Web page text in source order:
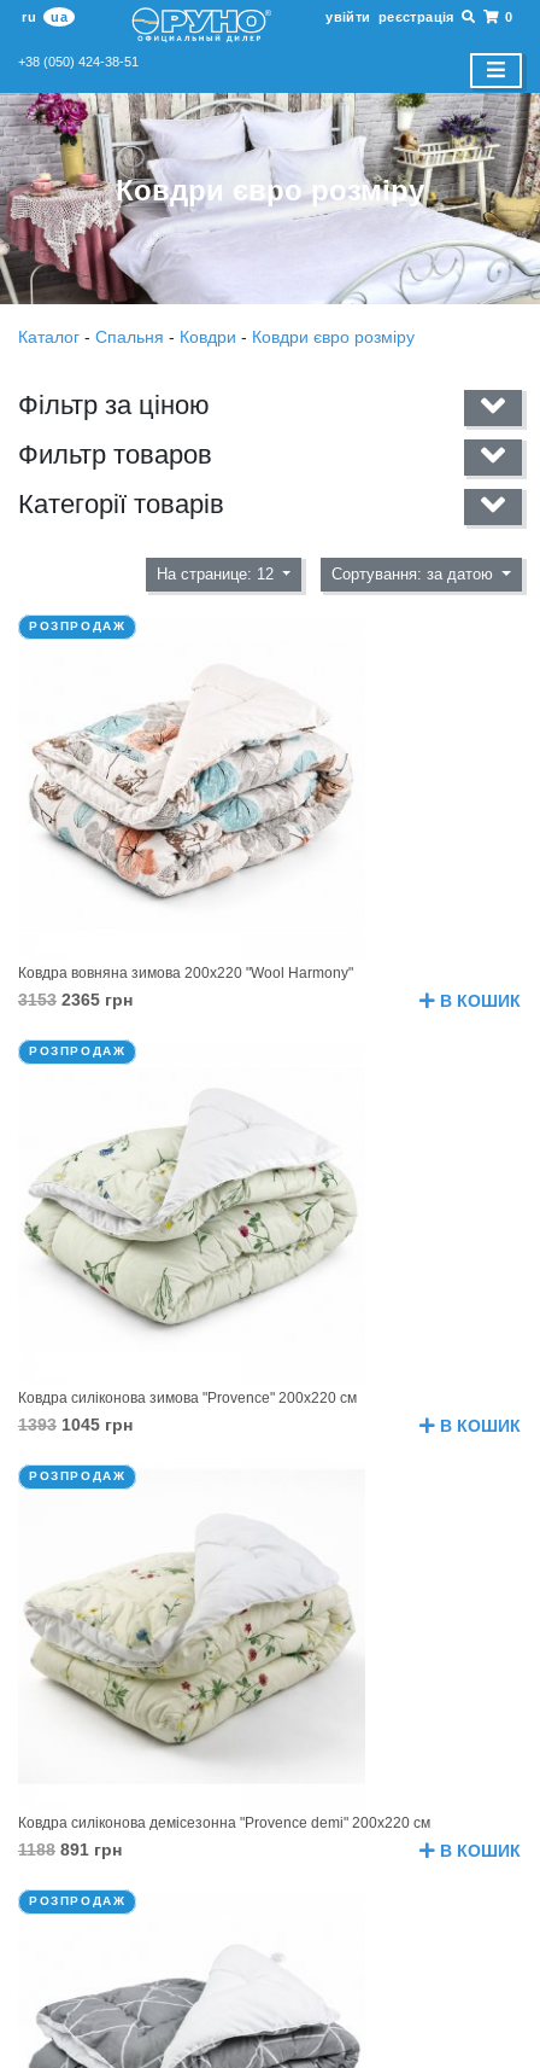
ru ua увійти реєстрація 0
+38 (050) 424-38-51
Ковдри євро розміру
Каталог - Спальня - Ковдри - Ковдри євро розміру
Фільтр за ціною
Фильтр товаров
Категорії товарів
На странице: 12 Сортування: за датою
РОЗПРОДАЖ
Ковдра вовняна зимова 200х220 "Wool Harmony"
3153 2365 грн В КОШИК
РОЗПРОДАЖ
Ковдра силіконова зимова "Provence" 200х220 см
1393 1045 грн В КОШИК
РОЗПРОДАЖ
Ковдра силіконова демісезонна "Provence demi" 200х220 см
1188 891 грн В КОШИК
РОЗПРОДАЖ